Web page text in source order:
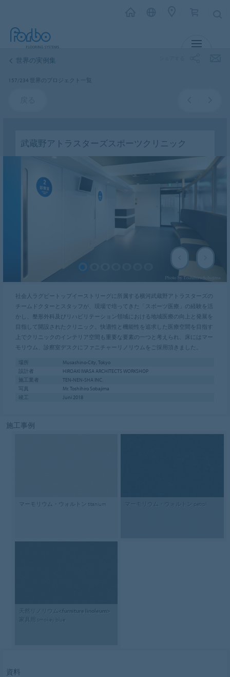
世界の実例集
157/234 世界のプロジェクト一覧
武蔵野アトラスターズスポーツクリニック
社会人ラグビートップイーストリーグに所属する横河武蔵野アトラスターズの
チームドクターとスタッフが、現場で培ってきた「スポーツ医療」の経験を活
かし、整形外科及びリハビリテーション領域における地域医療の向上と発展を
目指して開設されたクリニック。快適性と機能性を追求した医療空間を目指す
上でクリニックのインテリア空間も重要な要素の一つと考えられ、床にはマー
モリウム、診察室デスクにファニチャーリノリウムをご採用頂きました。
場所
Musashino-City, Tokyo
設計者
HIROAKI IWASA ARCHITECTS WORKSHOP
施工業者
TEN-NEN-SHA INC.
写真
Mr. Toshihiro Sobajima
竣工
Juni 2018
施工事例
マーモリウム・ウォルトン titanium マーモリウム・ウォルトン petrol
天然リノリウム<furniture linoleum>
家具用
smokey blue
資料